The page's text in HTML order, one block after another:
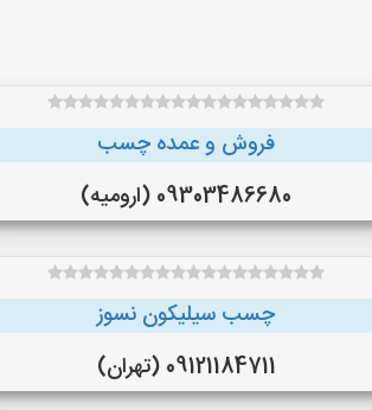
فروش و عمده چسب
09303486680 (ارومیه)
چسب سیلیکون نسوز
09121184711 (تهران)